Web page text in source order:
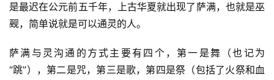
是最迟在公元前五千年，上古华夏就出现了萨满，也就是巫
觋，简单说就是可以通灵的人。
萨满与灵沟通的方式主要有四个，第一是舞（也记为
“跳”），第二是咒，第三是歌，第四是祭（包括了火祭和血